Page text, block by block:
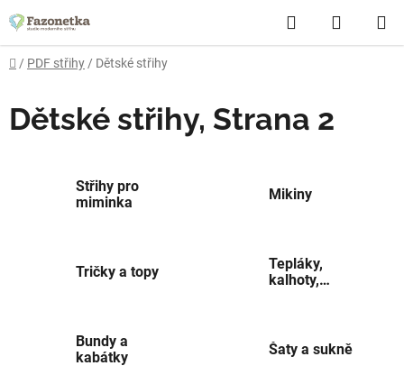
na
obsah
Hledat
KOŠÍK
Domů
/ PDF střihy / Dětské střihy
Dětské střihy, Strana 2
Střihy pro
miminka
Mikiny
Tričky a topy
Tepláky,
kalhoty,
Bundy a
kabátky
Šaty a sukně